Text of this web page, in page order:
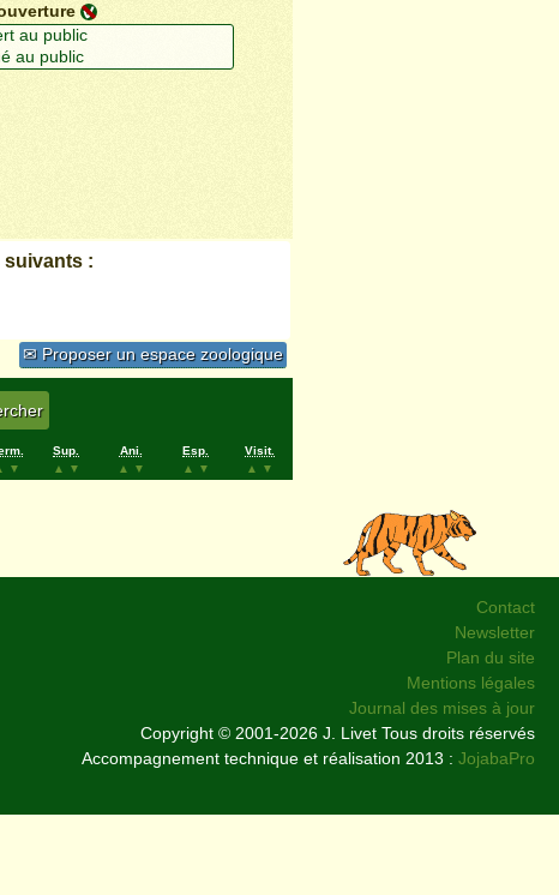
suivants :
✉ Proposer un espace zoologique
▼
Sup.
▲
▼
Ani.
▲
▼
Esp.
▲
▼
Visit.
▲
▼
Contact
Newsletter
Plan du site
Mentions légales
Journal des mises à jour
Copyright © 2001-2026 J. Livet Tous droits réservés
Accompagnement technique et réalisation 2013 : JojabaPro